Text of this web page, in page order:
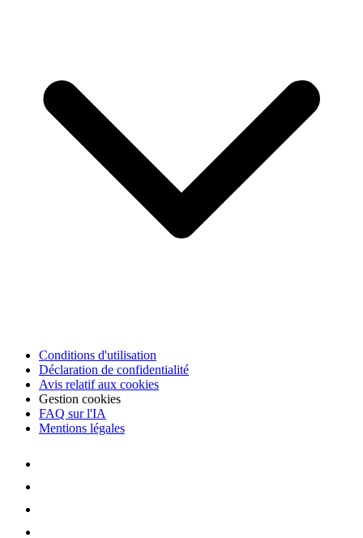
Conditions d'utilisation
Déclaration de confidentialité
Avis relatif aux cookies
Gestion cookies
FAQ sur l'IA
Mentions légales